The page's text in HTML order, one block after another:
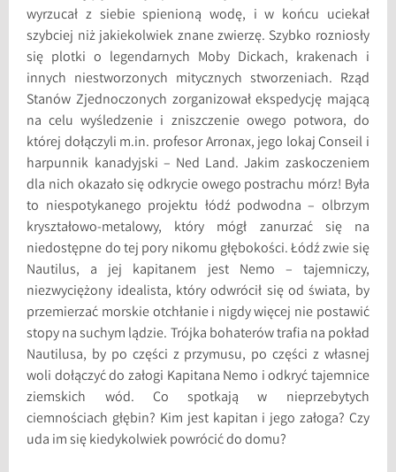
wyrzucał z siebie spienioną wodę, i w końcu uciekał
szybciej niż jakiekolwiek znane zwierzę. Szybko rozniosły
się plotki o legendarnych Moby Dickach, krakenach i
innych niestworzonych mitycznych stworzeniach. Rząd
Stanów Zjednoczonych zorganizował ekspedycję mającą
na celu wyśledzenie i zniszczenie owego potwora, do
której dołączyli m.in. profesor Arronax, jego lokaj Conseil i
harpunnik kanadyjski – Ned Land. Jakim zaskoczeniem
dla nich okazało się odkrycie owego postrachu mórz! Była
to niespotykanego projektu łódź podwodna – olbrzym
kryształowo-metalowy, który mógł zanurzać się na
niedostępne do tej pory nikomu głębokości. Łódź zwie się
Nautilus, a jej kapitanem jest Nemo – tajemniczy,
niezwyciężony idealista, który odwrócił się od świata, by
przemierzać morskie otchłanie i nigdy więcej nie postawić
stopy na suchym lądzie. Trójka bohaterów trafia na pokład
Nautilusa, by po części z przymusu, po części z własnej
woli dołączyć do załogi Kapitana Nemo i odkryć tajemnice
ziemskich wód. Co spotkają w nieprzebytych
ciemnościach głębin? Kim jest kapitan i jego załoga? Czy
uda im się kiedykolwiek powrócić do domu?